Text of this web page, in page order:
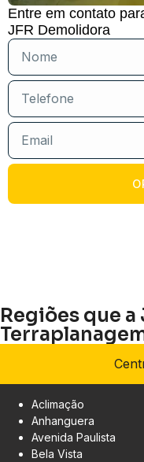
Entre em contato
JFR Demolidora
Regiões que a
Aclimação
Anhanguera
Avenida Paulista
Bela Vista